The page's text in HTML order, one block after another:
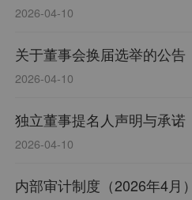
2026-04-10
关于董事会换届选举的公告
2026-04-10
独立董事提名人声明与承诺
2026-04-10
内部审计制度（2026年4月）